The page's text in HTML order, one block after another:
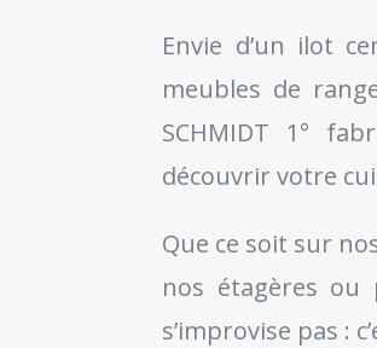
Envie d’un ilot
meubles de
SCHMIDT 1°
découvrir votre
Que ce soit sur
nos étagères ou
s’improvise pas :